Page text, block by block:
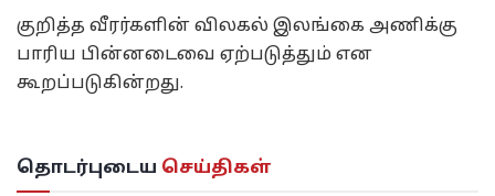
குறித்த வீரர்களின் விலகல் இலங்கை அணிக்கு
பாரிய பின்னடைவை ஏற்படுத்தும் என
கூறப்படுகின்றது.
தொடர்புடைய செய்திகள்